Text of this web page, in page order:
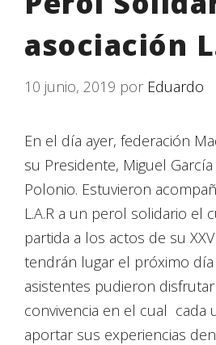
asociación
10 junio, 2019 por Eduardo
En el día ayer, federación
su Presidente, Miguel García
Polonio. Estuvieron
L.A.R a un perol solidario el
partida a los actos de su
tendrán lugar el próximo día
asistentes pudieron
convivencia en el cual cada
aportar sus experiencias